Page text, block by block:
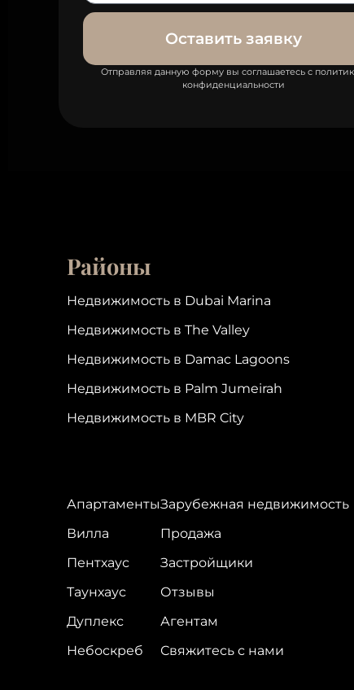
Оставить заявку
Отправляя данную форму вы соглашаетесь с
конфиденциальности
Районы
Недвижимость в Dubai Marina
Недвижимость в The Valley
Недвижимость в Damac Lagoons
Недвижимость в Palm Jumeirah
Недвижимость в MBR City
Апартаменты
Вилла
Пентхаус
Таунхаус
Дуплекс
Небоскреб
Зарубежная недвижимость
Продажа
Застройщики
Отзывы
Агентам
Свяжитесь с нами